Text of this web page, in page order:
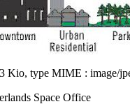
Kio, type MIME : image/
Space Office